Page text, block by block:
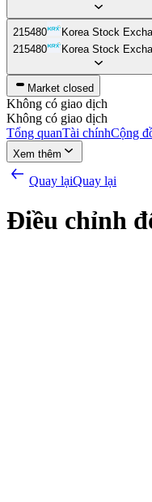
215480
Korea Stock
215480
Korea Stock
Market closed
Không có giao dịch
Không có giao dịch
Tổng quanTài chínhCộng
Xem thêm
Quay lạiQuay lại
Điều chỉnh